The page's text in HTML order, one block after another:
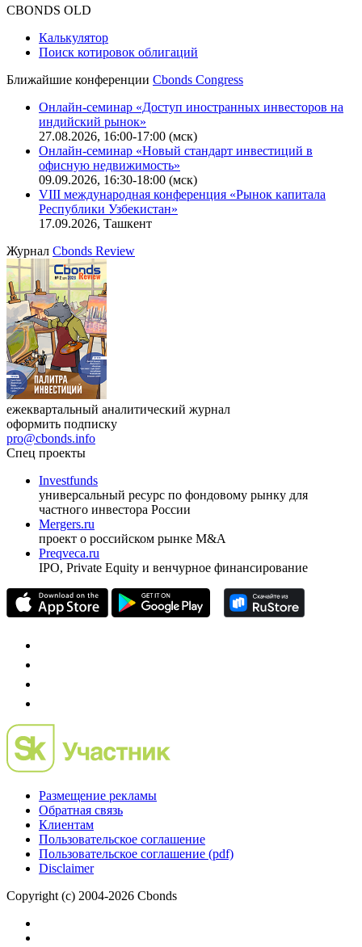
CBONDS OLD
Калькулятор
Поиск котировок облигаций
Ближайшие конференции Cbonds Congress
Онлайн-семинар «Доступ иностранных инвесторов на
индийский рынок»
27.08.2026, 16:00-17:00 (мск)
Онлайн-семинар «Новый стандарт инвестиций в
офисную недвижимость»
09.09.2026, 16:30-18:00 (мск)
VIII международная конференция «Рынок капитала
Республики Узбекистан»
17.09.2026, Ташкент
Журнал Cbonds Review
ежеквартальный аналитический журнал
оформить подписку
pro@cbonds.info
Спец проекты
Investfunds
универсальный ресурс по фондовому рынку для
частного инвестора России
Mergers.ru
проект о российском рынке M&A
Preqveca.ru
IPO, Private Equity и венчурное финансирование
Размещение рекламы
Обратная связь
Клиентам
Пользовательское соглашение
Пользовательское соглашение (pdf)
Disclaimer
Copyright (c) 2004-2026 Cbonds